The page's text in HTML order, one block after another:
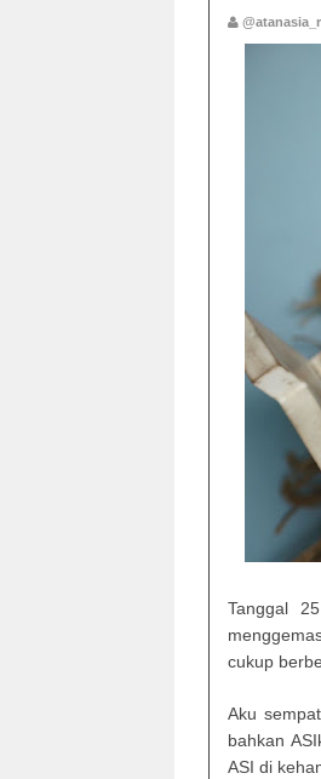
Tanggal
cukup
Aku
bahkan
ASI di